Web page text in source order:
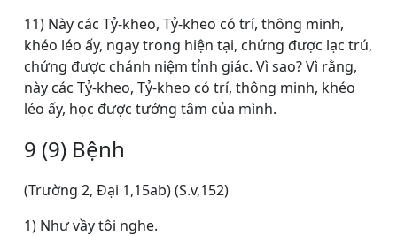
11) Này các Tỷ-kheo, Tỷ-kheo có trí, thông minh,
khéo léo ấy, ngay trong hiện tại, chứng được lạc trú,
chứng được chánh niệm tỉnh giác. Vì sao? Vì rằng,
này các Tỷ-kheo, Tỷ-kheo có trí, thông minh, khéo
léo ấy, học được tướng tâm của mình.
9 (9) Bệnh
(Trường 2, Ðại 1,15ab) (S.v,152)
1) Như vầy tôi nghe.